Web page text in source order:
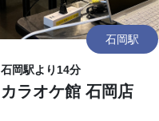
石岡駅
石岡駅より14分
カラオケ館 石岡店